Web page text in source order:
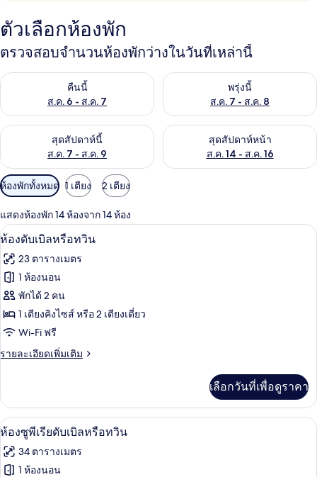
ตัวเลือกห้องพัก
ตรวจสอบจำนวนห้องพักว่างในวันที่เหล่านี้
คืนนี้
ส.ค. 6 - ส.ค. 7
ตรวจสอบจำนวนห้องพักว่างในคืนนี้ ส.ค. 6 - ส.ค. 7พรุ่งนี้
ส.ค. 7 - ส.ค. 8
ตรวจสอบจำนวนห้องพักว่างใน
สุดสัปดาห์นี้
ส.ค. 7 - ส.ค. 9
ตรวจสอบจำนวนห้องพักว่างในสุดสัปดาห์นี้ ส.ค. 7 - ส.ค. 9
สุดสัปดาห์หน้า
ส.ค. 14 - ส.ค. 16
ตรวจสอบจำนวนห้องพักว่างใน
ตัว
กรอง
ที่
มี
ให้
สำหรับ
ห้อง
พัก
ห้องพักทั้งหมด 1 เตียง 2 เตียง
แสดงห้องพัก 14 ห้องจาก 14 ห้อง
เปิด
ภาพถ่าย
ทั้งหมด
ของ
ห้อง
ดับเบิล
หรือ
ผ้าปูที่นอนฝ้ายอียิปต์, เครื่องนอนระดับ
6
ห้องดับเบิลหรือทวิน
23 ตารางเมตร
1 ห้องนอน
พักได้ 2 คน
1 เตียงคิงไซส์ หรือ 2 เตียงเดี่ยว
Wi-Fi ฟรี
รายละเอียดเพิ่มเติม
ราย
เกี่ยว
กับ
ห้อง
ดับเบิล
หรือ
ทวิ
เลือกวันที่เพื่อดูราคา
เปิด
ภาพถ่าย
ทั้งหมด
ผ้าปูที่นอนฝ้ายอียิปต์, เครื่องนอนระดับ
9
ห้องซูพีเรียดับเบิลหรือทวิน
34 ตารางเมตร
1 ห้องนอน